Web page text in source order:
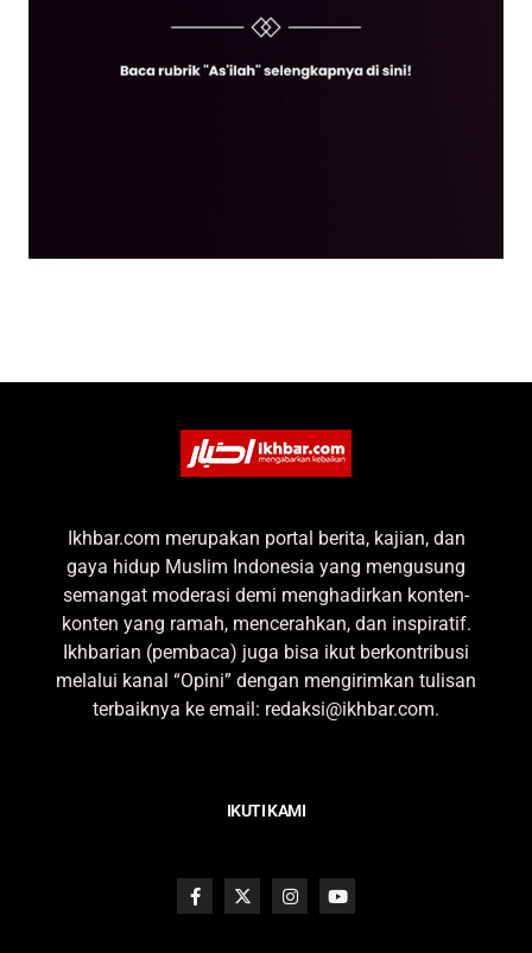
Ikhbar.com merupakan portal berita, kajian, dan
gaya hidup Muslim Indonesia yang mengusung
semangat moderasi demi menghadirkan konten-
konten yang ramah, mencerahkan, dan inspiratif.
Ikhbarian (pembaca) juga bisa ikut berkontribusi
melalui kanal “Opini” dengan mengirimkan tulisan
terbaiknya ke email: redaksi@ikhbar.com.
IKUTI KAMI